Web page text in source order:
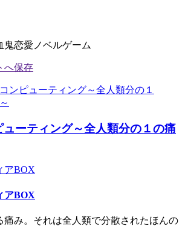
鬼恋愛ノベルゲーム
ューティング～全人類分の１の痛
アBOX
アBOX
痛み。それは全人類で分散されたほんの